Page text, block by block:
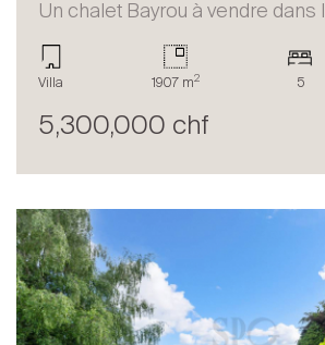
Villa 1907 m2 5
5,300,000 chf